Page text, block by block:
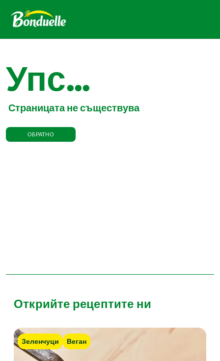
Упс...
Страницата не съществува
ОБРАТНО
Открийте рецептите ни
Зеленчуци Веган